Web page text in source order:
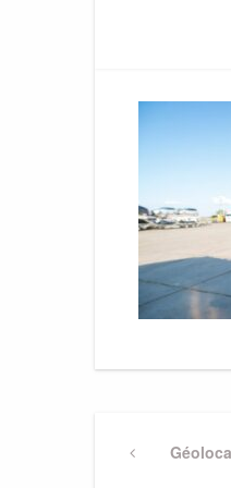
Previous